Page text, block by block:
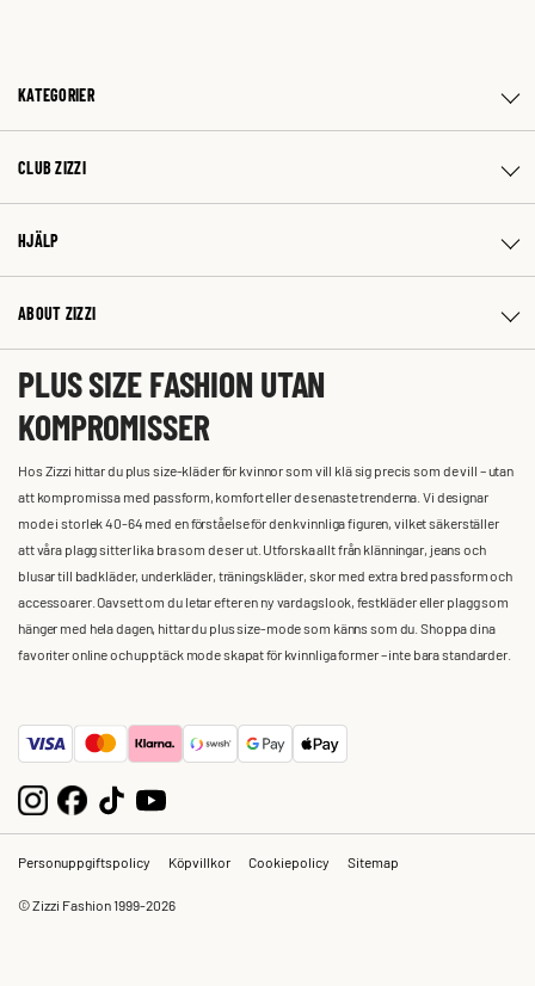
KATEGORIER
CLUB ZIZZI
HJÄLP
ABOUT ZIZZI
PLUS SIZE FASHION UTAN
KOMPROMISSER
Hos Zizzi hittar du plus size-kläder för kvinnor som vill klä sig precis som de vill – utan
att kompromissa med passform, komfort eller de senaste trenderna. Vi designar
mode i storlek 40-64 med en förståelse för den kvinnliga figuren, vilket säkerställer
att våra plagg sitter lika bra som de ser ut. Utforska allt från klänningar, jeans och
blusar till badkläder, underkläder, träningskläder, skor med extra bred passform och
accessoarer. Oavsett om du letar efter en ny vardagslook, festkläder eller plagg som
hänger med hela dagen, hittar du plus size-mode som känns som du. Shoppa dina
favoriter online och upptäck mode skapat för kvinnliga former – inte bara standarder.
Personuppgiftspolicy Köpvillkor Cookiepolicy Sitemap
© Zizzi Fashion 1999-2026